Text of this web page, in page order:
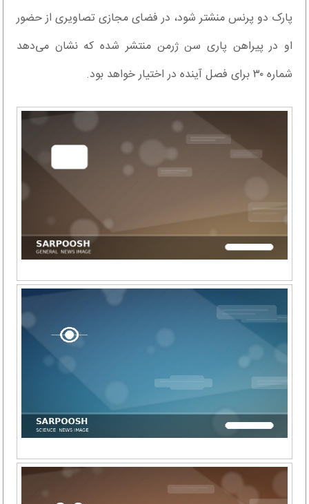
پارک دو پرنس منشتر شود، در فضای مجازی تصاویری از حضور
او در پیراهن پاری سن ژرمن منتشر شده که نشان می‌دهد
شماره ۳۰ برای فصل آینده در اختیار خواهد بود.